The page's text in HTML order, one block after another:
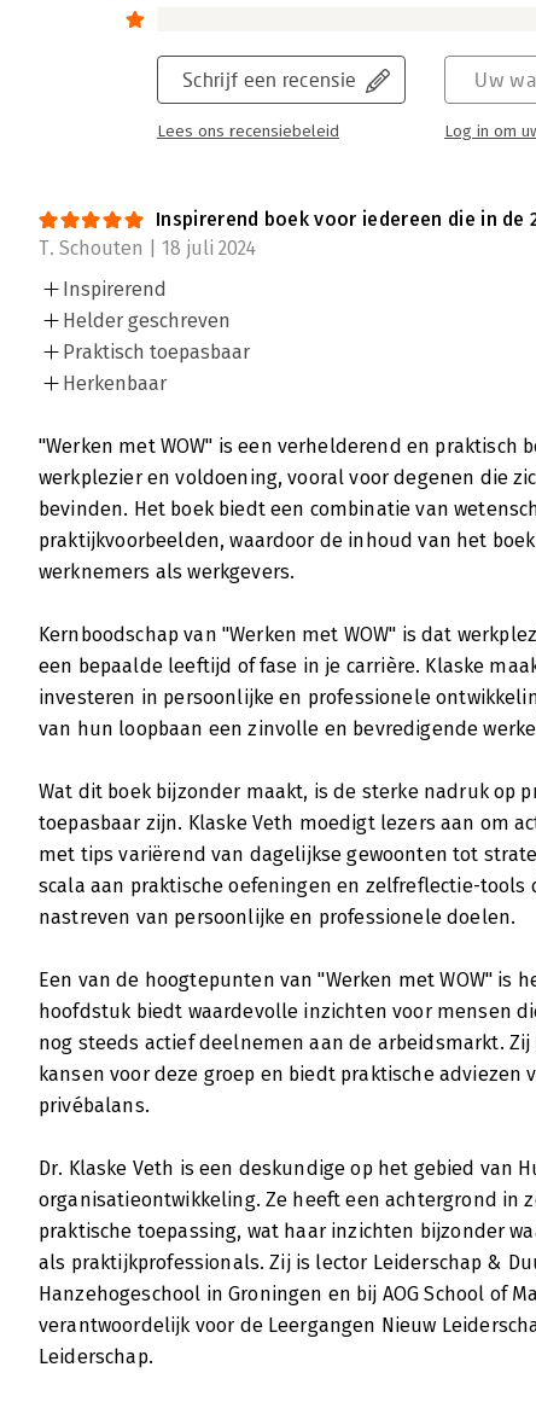
Schrijf een recensie
Lees ons recensiebeleid
Uw
Log in om
Inspirerend boek voor iedereen die in de
T. Schouten | 18 juli 2024
Inspirerend
Helder geschreven
Praktisch toepasbaar
Herkenbaar
"Werken met WOW" is een verhelderend en praktisch
werkplezier en voldoening, vooral voor degenen die
bevinden. Het boek biedt een combinatie van
praktijkvoorbeelden, waardoor de inhoud van het
werknemers als werkgevers.
Kernboodschap van "Werken met WOW" is dat
een bepaalde leeftijd of fase in je carrière. Klaske
investeren in persoonlijke en professionele
van hun loopbaan een zinvolle en bevredigende
Wat dit boek bijzonder maakt, is de sterke nadruk op
toepasbaar zijn. Klaske Veth moedigt lezers aan om
met tips variërend van dagelijkse gewoonten tot
scala aan praktische oefeningen en zelfreflectie-
nastreven van persoonlijke en professionele doelen.
Een van de hoogtepunten van "Werken met WOW" is
hoofdstuk biedt waardevolle inzichten voor mensen
nog steeds actief deelnemen aan de arbeidsmarkt.
kansen voor deze groep en biedt praktische adviezen
privébalans.
Dr. Klaske Veth is een deskundige op het gebied van
organisatieontwikkeling. Ze heeft een achtergrond in
praktische toepassing, wat haar inzichten bijzonder
als praktijkprofessionals. Zij is lector Leiderschap &
Hanzehogeschool in Groningen en bij AOG School of
verantwoordelijk voor de Leergangen Nieuw
Leiderschap.